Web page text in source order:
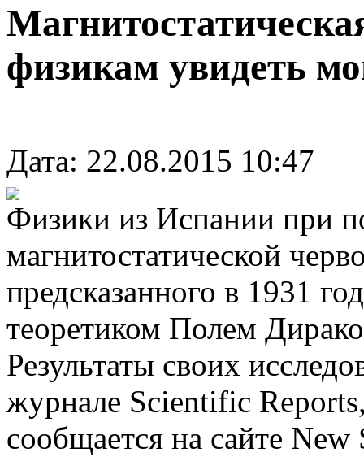
физикам увидеть
Дата: 22.08.2015 10:47
Физики из Испании при
магнитостатической
предсказанного в 1931
теоретиком Полем
Результаты своих
журнале Scientific
сообщается на сайте New